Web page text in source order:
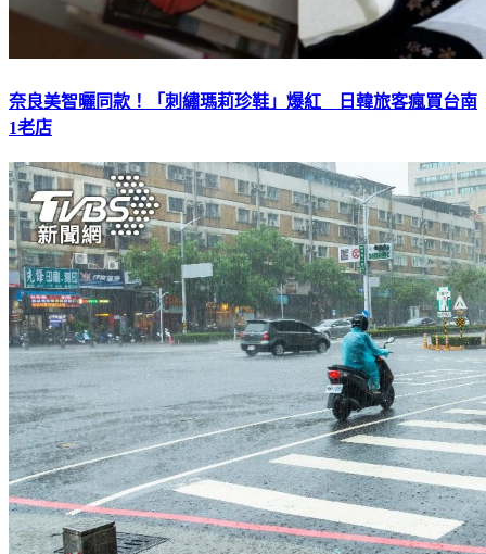
奈良美智曬同款！「刺繡瑪莉珍鞋」爆紅 日韓旅客瘋買台南
1老店